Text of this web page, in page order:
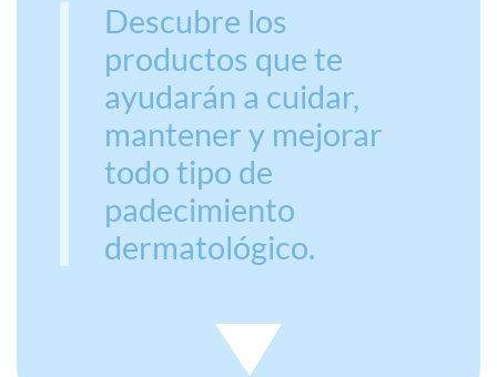
Descubre los
productos que te
ayudarán a cuidar,
mantener y mejorar
todo tipo de
padecimiento
dermatológico.